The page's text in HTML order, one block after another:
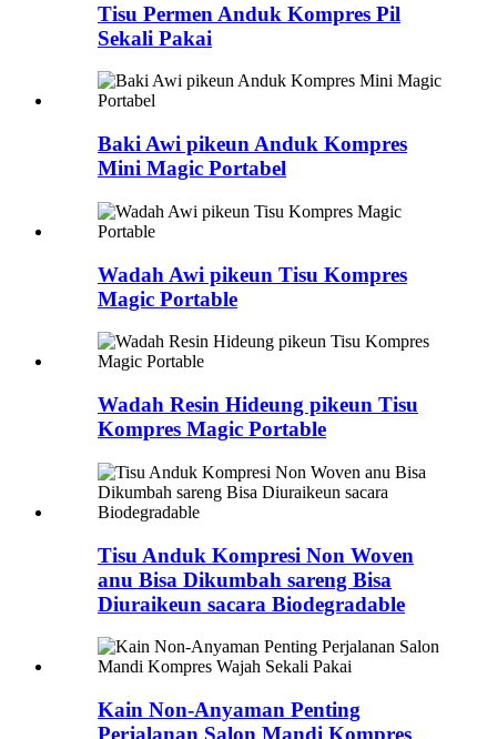
Tisu Permen Anduk Kompres Pil
Sekali Pakai
Baki Awi pikeun Anduk Kompres
Mini Magic Portabel
Wadah Awi pikeun Tisu Kompres
Magic Portable
Wadah Resin Hideung pikeun Tisu
Kompres Magic Portable
Tisu Anduk Kompresi Non Woven
anu Bisa Dikumbah sareng Bisa
Diuraikeun sacara Biodegradable
Kain Non-Anyaman Penting
Perjalanan Salon Mandi Kompres